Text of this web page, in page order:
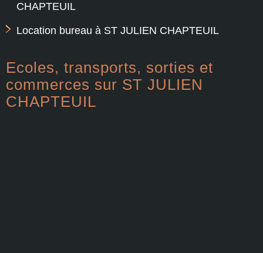
CHAPTEUIL
Location bureau à ST JULIEN CHAPTEUIL
Ecoles, transports, sorties et
commerces sur ST JULIEN
CHAPTEUIL